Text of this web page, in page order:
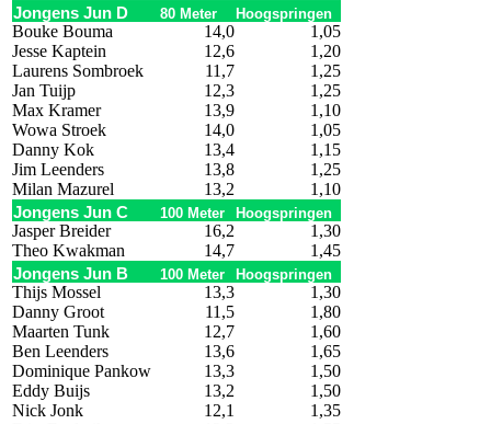
Jongens Jun D 80 Meter Hoogspringen
Bouke Bouma 14,0
1,05
Jesse Kaptein
12,6
1,20
Laurens Sombroek
11,7
1,25
Jan Tuijp
12,3
1,25
Max Kramer
13,9
1,10
Wowa Stroek
14,0
1,05
Danny Kok
13,4
1,15
Jim Leenders
13,8
1,25
Milan Mazurel
13,2 1,10
Jongens Jun C 100 Meter Hoogspringen
Jasper Breider 16,2
1,30
Theo Kwakman
14,7 1,45
Jongens Jun B 100 Meter Hoogspringen
Thijs Mossel 13,3
1,30
Danny Groot
11,5
1,80
Maarten Tunk
12,7
1,60
Ben Leenders
13,6
1,65
Dominique Pankow
13,3
1,50
Eddy Buijs
13,2
1,50
Nick Jonk
12,1
1,35